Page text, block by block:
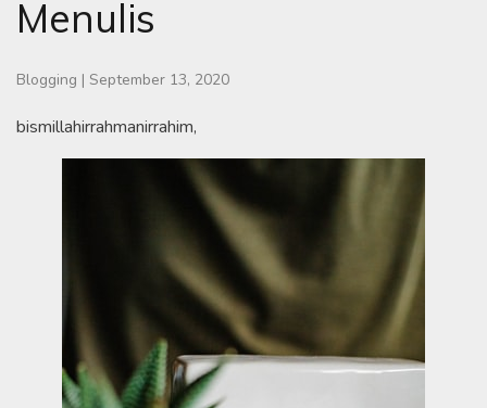
Menulis
Blogging | September 13, 2020
bismillahirrahmanirrahim,